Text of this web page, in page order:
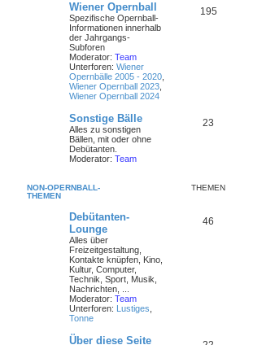
Wiener Opernball
Spezifische Opernball-
Informationen innerhalb
der Jahrgangs-
Subforen
Moderator: Team
Unterforen: Wiener
Opernbälle 2005 - 2020
Wiener Opernball 2023
Wiener Opernball 2024
195
Sonstige Bälle
Alles zu sonstigen
Bällen, mit oder ohne
Debütanten.
Moderator: Team
23
NON-OPERNBALL-
THEMEN
THEMEN
Debütanten-
Lounge
Alles über
Freizeitgestaltung,
Kontakte knüpfen, Kino,
Kultur, Computer,
Technik, Sport, Musik,
Nachrichten, ...
Moderator: Team
Unterforen: Lustiges
Tonne
46
Über diese Seite